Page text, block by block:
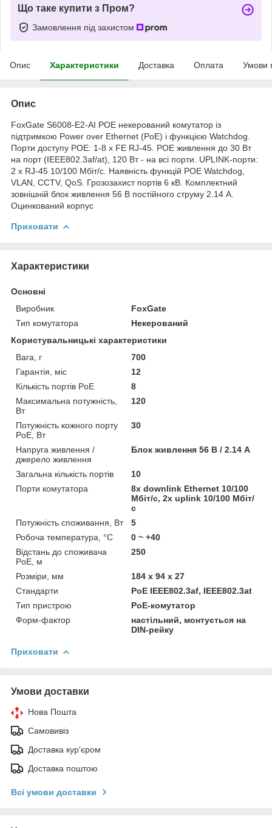
Що таке купити з Пром?
Замовлення під захистом
Опис Характеристики Доставка Оплата Умови
Опис
FoxGate S6008-E2-AI POE некерований комутатор із
підтримкою Power over Ethernet (PoE) і функцією Watchdog.
Порти доступу POE: 1-8 x FE RJ-45. POE живлення до 30 Вт
на порт (IEEE802.3af/at), 120 Вт - на всі порти. UPLINK-порти:
2 x RJ-45 10/100 Мбіт/с. Наявність функцій POE Watchdog,
VLAN, CCTV, QoS. Грозозахист портів 6 кВ. Комплектний
зовнішній блок живлення 56 В постійного струму 2.14 А.
Оцинкований корпус
Приховати
Характеристики
Основні
Виробник
FoxGate
Тип комутатора
Некерований
Користувальницькі характеристики
Вага, г
700
Гарантія, міс
12
Кількість портів PoE
8
Максимальна потужність,
Вт
120
Потужність кожного порту
PoE, Вт
30
Напруга живлення /
джерело живлення
Блок живлення 56 В / 2.14 А
Загальна кількість портів
10
Порти комутатора
8x downlink Ethernet 10/100
Мбіт/с, 2x uplink 10/100 Мбіт/
с
Потужність споживання, Вт
5
Робоча температура, °C
0 ~ +40
Відстань до споживача
PoE, м
250
Розміри, мм
184 x 94 x 27
Стандарти
PoE IEEE802.3af, IEEE802.3at
Тип пристрою
PoE-комутатор
Форм-фактор
настільний, монтується на
DIN-рейку
Приховати
Умови доставки
Нова Пошта
Самовивіз
Доставка кур'єром
Доставка поштою
Всі умови доставки